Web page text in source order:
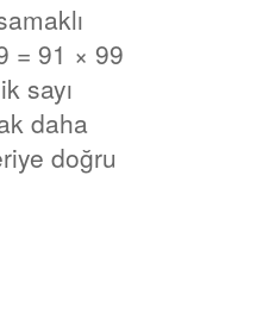
= 91 × 99
sayı
daha
doğru